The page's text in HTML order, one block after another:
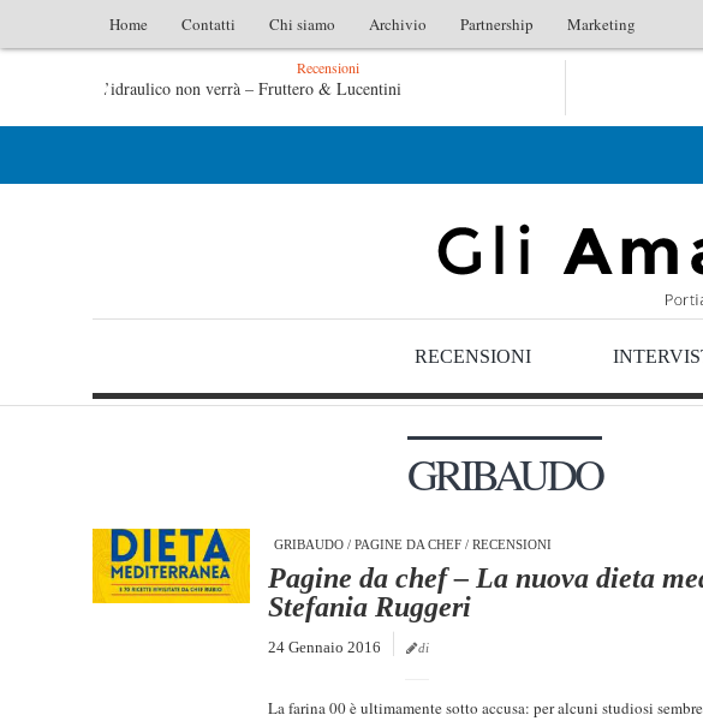
Home Contatti Chi siamo Archivio Partnership Marketing
Recensioni
L’arte di uno storico – Emilio Gentile Tutte le
RECENSIONI
GRIBAUDO
GRIBAUDO / PAGINE DA CHEF / RECENSIONI
Pagine da chef – La nuova dieta
Stefania Ruggeri
24 Gennaio 2016 di
La farina 00 è ultimamente sotto accusa: per alcuni studiosi